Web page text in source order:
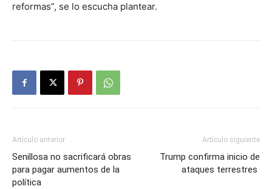
reformas”, se lo escucha plantear.
Artículo anterior
Senillosa no sacrificará obras
para pagar aumentos de la
política
Artículo siguiente
Trump confirma inicio de
ataques terrestres